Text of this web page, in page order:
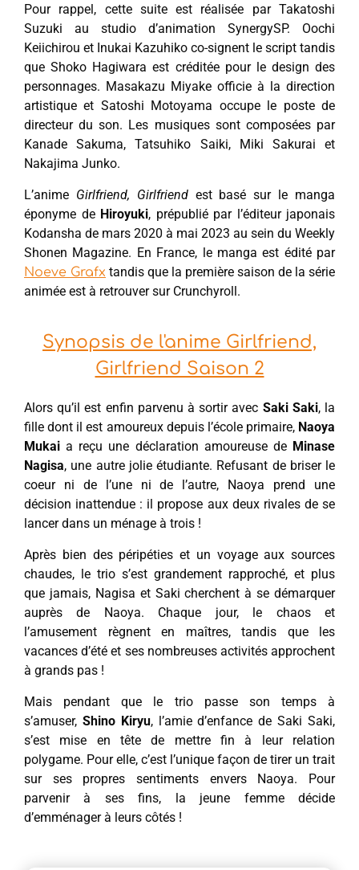
Pour rappel, cette suite est réalisée par Takatoshi
Suzuki au studio d’animation SynergySP. Oochi
Keiichirou et Inukai Kazuhiko co-signent le script tandis
que Shoko Hagiwara est créditée pour le design des
personnages. Masakazu Miyake officie à la direction
artistique et Satoshi Motoyama occupe le poste de
directeur du son. Les musiques sont composées par
Kanade Sakuma, Tatsuhiko Saiki, Miki Sakurai et
Nakajima Junko.
L’anime Girlfriend, Girlfriendest basé sur le manga
éponyme de Hiroyuki, prépublié par l’éditeur japonais
Kodansha de mars 2020 à mai 2023 au sein du Weekly
Shonen Magazine. En France, le manga est édité par
Noeve Grafx tandis que la première saison de la série
animée est à retrouver sur Crunchyroll.
Synopsis de l'anime Girlfriend,
Girlfriend Saison 2
Alors qu’il est enfin parvenu à sortir avec Saki Saki, la
fille dont il est amoureux depuis l’école primaire, Naoya
Mukai a reçu une déclaration amoureuse de Minase
Nagisa, une autre jolie étudiante. Refusant de briser le
coeur ni de l’une ni de l’autre, Naoya prend une
décision inattendue : il propose aux deux rivales de se
lancer dans un ménage à trois !
Après bien des péripéties et un voyage aux sources
chaudes, le trio s’est grandement rapproché, et plus
que jamais, Nagisa et Saki cherchent à se démarquer
auprès de Naoya. Chaque jour, le chaos et
l’amusement règnent en maîtres, tandis que les
vacances d’été et ses nombreuses activités approchent
à grands pas !
Mais pendant que le trio passe son temps à
s’amuser, Shino Kiryu, l’amie d’enfance de Saki Saki,
s’est mise en tête de mettre fin à leur relation
polygame. Pour elle, c’est l’unique façon de tirer un trait
sur ses propres sentiments envers Naoya. Pour
parvenir à ses fins, la jeune femme décide
d’emménager à leurs côtés !